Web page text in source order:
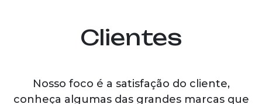
Clientes
Nosso foco é a satisfação do cliente,
conheça algumas das grandes marcas que